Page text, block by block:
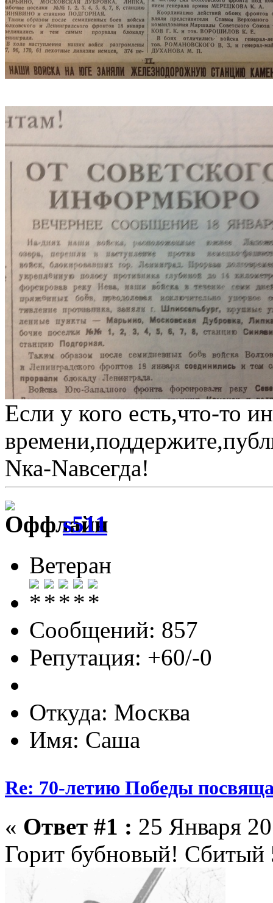
Если у кого есть,что-то
Nка-Nавсегда!
s511
Ветеран
Сообщений: 857
Репутация: +60/-0
Откуда: Москва
Имя: Саша
Re: 70-летию Победы
« Ответ #1 : 25 Января
Горит бубновый! Сбитый